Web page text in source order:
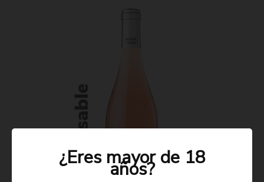
¿Eres mayor de 18
años?